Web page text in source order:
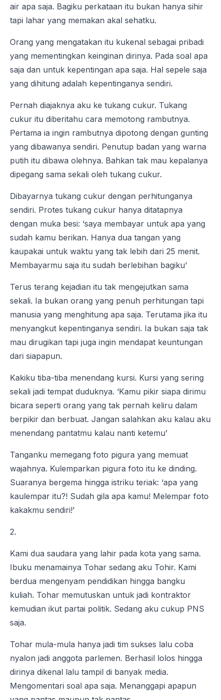
air apa saja. Bagiku perkataan itu bukan hanya sihir
tapi lahar yang memakan akal sehatku.
Orang yang mengatakan itu kukenal sebagai pribadi
yang mementingkan keinginan dirinya. Pada soal apa
saja dan untuk kepentingan apa saja. Hal sepele saja
yang dihitung adalah kepentinganya sendiri.
Pernah diajaknya aku ke tukang cukur. Tukang
cukur itu diberitahu cara memotong rambutnya.
Pertama ia ingin rambutnya dipotong dengan gunting
yang dibawanya sendiri. Penutup badan yang warna
putih itu dibawa olehnya. Bahkan tak mau kepalanya
dipegang sama sekali oleh tukang cukur.
Dibayarnya tukang cukur dengan perhitunganya
sendiri. Protes tukang cukur hanya ditatapnya
dengan muka besi: ‘saya membayar untuk apa yang
sudah kamu berikan. Hanya dua tangan yang
kaupakai untuk waktu yang tak lebih dari 25 menit.
Membayarmu saja itu sudah berlebihan bagiku’
Terus terang kejadian itu tak mengejutkan sama
sekali. Ia bukan orang yang penuh perhitungan tapi
manusia yang menghitung apa saja. Terutama jika itu
menyangkut kepentinganya sendiri. Ia bukan saja tak
mau dirugikan tapi juga ingin mendapat keuntungan
dari siapapun.
Kakiku tiba-tiba menendang kursi. Kursi yang sering
sekali jadi tempat duduknya. ‘Kamu pikir siapa dirimu
bicara seperti orang yang tak pernah keliru dalam
berpikir dan berbuat. Jangan salahkan aku kalau aku
menendang pantatmu kalau nanti ketemu’
Tanganku memegang foto pigura yang memuat
wajahnya. Kulemparkan pigura foto itu ke dinding.
Suaranya bergema hingga istriku teriak: ‘apa yang
kaulempar itu?! Sudah gila apa kamu! Melempar foto
kakakmu sendiri!’
2.
Kami dua saudara yang lahir pada kota yang sama.
Ibuku menamainya Tohar sedang aku Tohir. Kami
berdua mengenyam pendidikan hingga bangku
kuliah. Tohar memutuskan untuk jadi kontraktor
kemudian ikut partai politik. Sedang aku cukup PNS
saja.
Tohar mula-mula hanya jadi tim sukses lalu coba
nyalon jadi anggota parlemen. Berhasil lolos hingga
dirinya dikenal lalu tampil di banyak media.
Mengomentari soal apa saja. Menanggapi apapun